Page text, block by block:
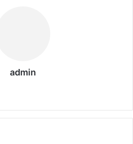
admin
sit